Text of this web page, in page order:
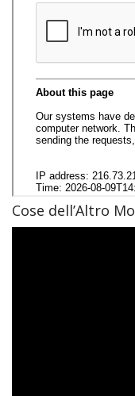
Cose dell’Altro